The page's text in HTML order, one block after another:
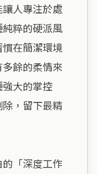
人專注於處
粹的硬派風
在簡潔環境
餘的柔情來
大的掌控
，留下最精
「深度工作